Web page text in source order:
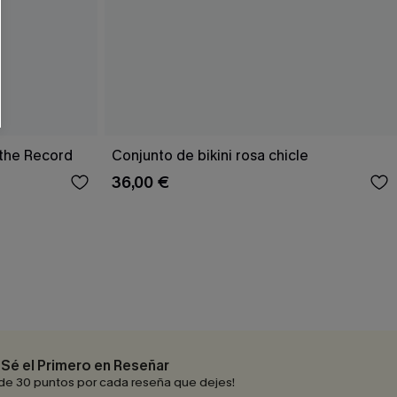
Record Conjunto de bikini rosa chicle
36,00 €
Sé el Primero en Reseñar
30 puntos por cada reseña que dejes!
formulario, usted acepta nuestros
de Cupshe en cualquier momento del
y ofertas adaptados a su perfil.